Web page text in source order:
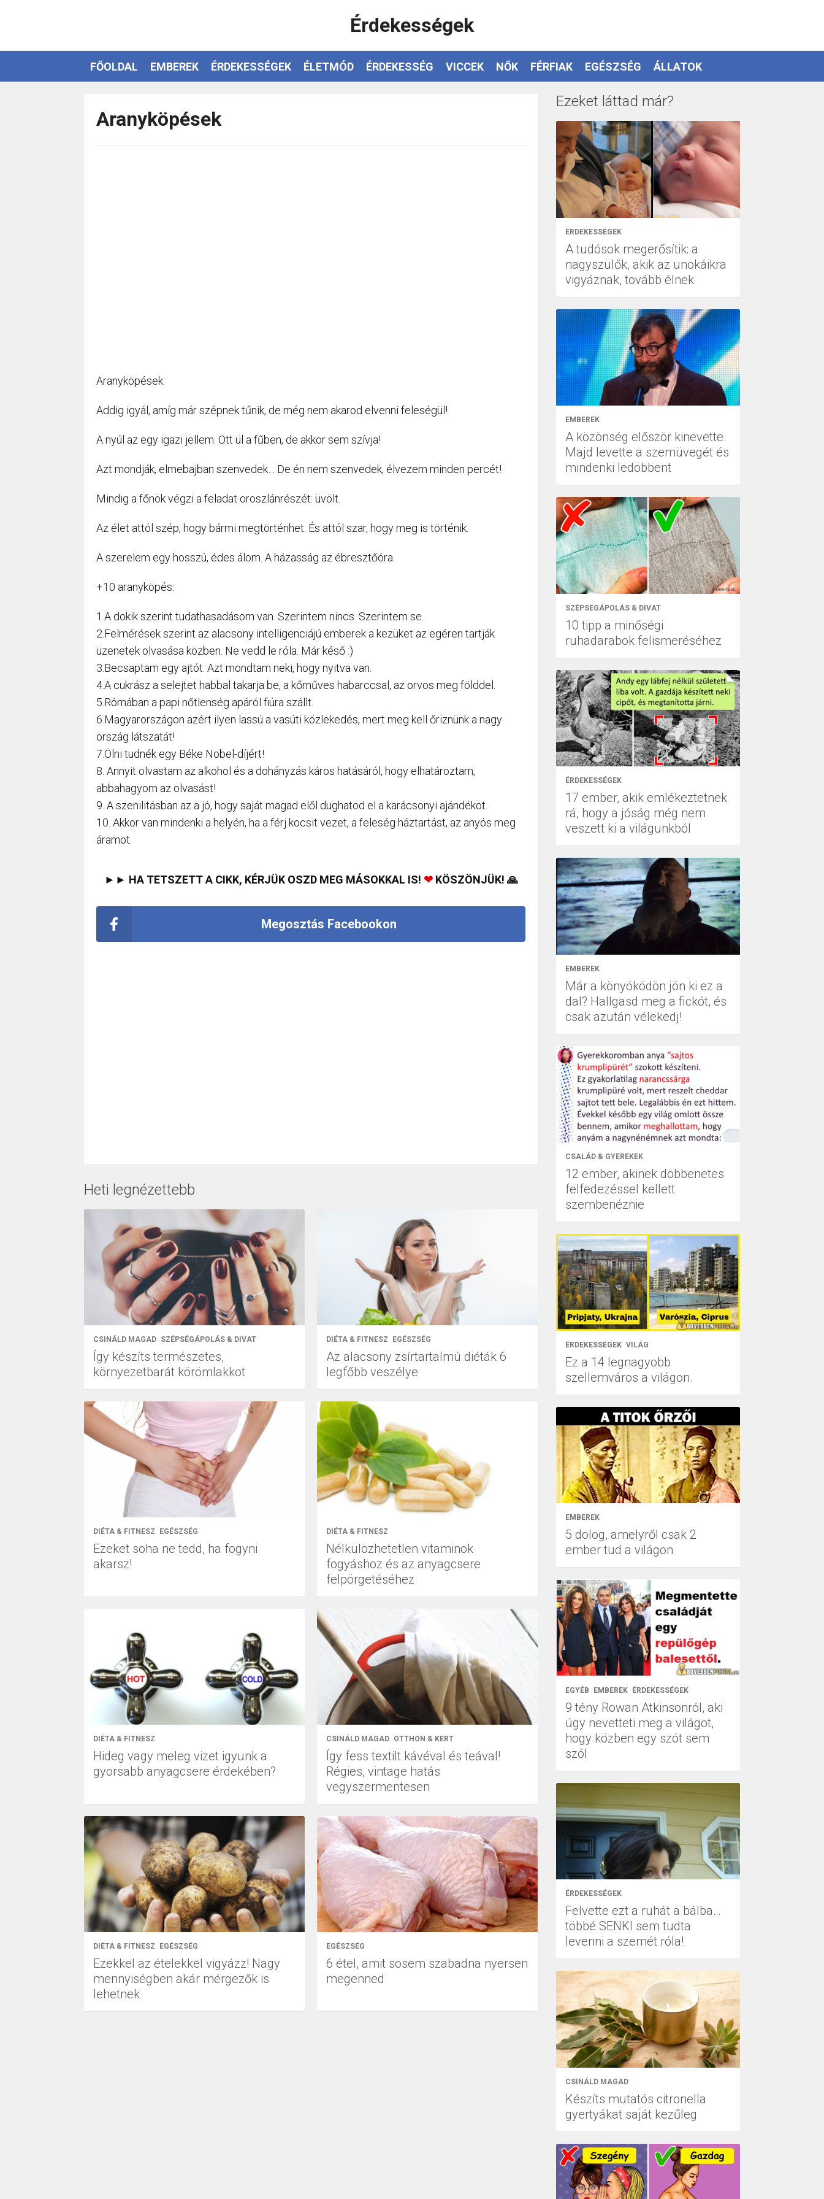
Érdekességek
FŐOLDAL EMBEREK ÉRDEKESSÉGEK ÉLETMÓD ÉRDEKESSÉG VICCEK NŐK FÉRFIAK EGÉSZSÉG ÁLLATOK
Aranyköpések
Aranyköpések:
Addig igyál, amíg már szépnek tűnik, de még nem akarod elvenni feleségül!
A nyúl az egy igazi jellem. Ott ül a fűben, de akkor sem szívja!
Azt mondják, elmebajban szenvedek… De én nem szenvedek, élvezem minden percét!
Mindig a főnök végzi a feladat oroszlánrészét: üvölt.
Az élet attól szép, hogy bármi megtörténhet. És attól szar, hogy meg is történik.
A szerelem egy hosszú, édes álom. A házasság az ébresztőóra.
+10 aranyköpés:
1.A dokik szerint tudathasadásom van. Szerintem nincs. Szerintem se.
2.Felmérések szerint az alacsony intelligenciájú emberek a kezüket az egéren tartják
üzenetek olvasása közben. Ne vedd le róla. Már késő :)
3.Becsaptam egy ajtót. Azt mondtam neki, hogy nyitva van.
4.A cukrász a selejtet habbal takarja be, a kőműves habarccsal, az orvos meg földdel.
5.Rómában a papi nőtlenség apáról fiúra szállt.
6.Magyarországon azért ilyen lassú a vasúti közlekedés, mert meg kell őriznünk a nagy
ország látszatát!
7.Ölni tudnék egy Béke Nobel-díjért!
8. Annyit olvastam az alkohol és a dohányzás káros hatásáról, hogy elhatároztam,
abbahagyom az olvasást!
9. A szenilitásban az a jó, hogy saját magad elől dughatod el a karácsonyi ajándékot.
10. Akkor van mindenki a helyén, ha a férj kocsit vezet, a feleség háztartást, az anyós meg
áramot.
►► HA TETSZETT A CIKK, KÉRJÜK OSZD MEG MÁSOKKAL IS! ❤KÖSZÖNJÜK! 🙏
Megosztás Facebookon
Heti legnézettebb
CSINÁLD MAGAD SZÉPSÉGÁPOLÁS & DIVAT
Így készíts természetes,
környezetbarát körömlakkot
DIÉTA & FITNESZ EGÉSZSÉG
Az alacsony zsírtartalmú diéták 6
legfőbb veszélye
DIÉTA & FITNESZ EGÉSZSÉG
Ezeket soha ne tedd, ha fogyni
akarsz!
DIÉTA & FITNESZ
Nélkülözhetetlen vitaminok
fogyáshoz és az anyagcsere
felpörgetéséhez
DIÉTA & FITNESZ
Hideg vagy meleg vizet igyunk a
gyorsabb anyagcsere érdekében?
CSINÁLD MAGAD OTTHON & KERT
Így fess textilt kávéval és teával!
Régies, vintage hatás
vegyszermentesen
DIÉTA & FITNESZ EGÉSZSÉG
Ezekkel az ételekkel vigyázz! Nagy
mennyiségben akár mérgezők is
lehetnek
EGÉSZSÉG
6 étel, amit sosem szabadna nyersen
megenned
Ezeket láttad már?
ÉRDEKESSÉGEK
A tudósok megerősítik: a
nagyszülők, akik az unokáikra
vigyáznak, tovább élnek
EMBEREK
A közönség először kinevette.
Majd levette a szemüvegét és
mindenki ledöbbent
SZÉPSÉGÁPOLÁS & DIVAT
10 tipp a minőségi
ruhadarabok felismeréséhez
ÉRDEKESSÉGEK
17 ember, akik emlékeztetnek
rá, hogy a jóság még nem
veszett ki a világunkból
EMBEREK
Már a könyöködön jön ki ez a
dal? Hallgasd meg a fickót, és
csak azután vélekedj!
CSALÁD & GYEREKEK
12 ember, akinek döbbenetes
felfedezéssel kellett
szembenéznie
ÉRDEKESSÉGEK VILÁG
Ez a 14 legnagyobb
szellemváros a világon.
EMBEREK
5 dolog, amelyről csak 2
ember tud a világon
EGYÉB EMBEREK ÉRDEKESSÉGEK
9 tény Rowan Atkinsonról, aki
úgy nevetteti meg a világot,
hogy közben egy szót sem
szól
ÉRDEKESSÉGEK
Felvette ezt a ruhát a bálba…
többé SENKI sem tudta
levenni a szemét róla!
CSINÁLD MAGAD
Készíts mutatós citronella
gyertyákat saját kezűleg